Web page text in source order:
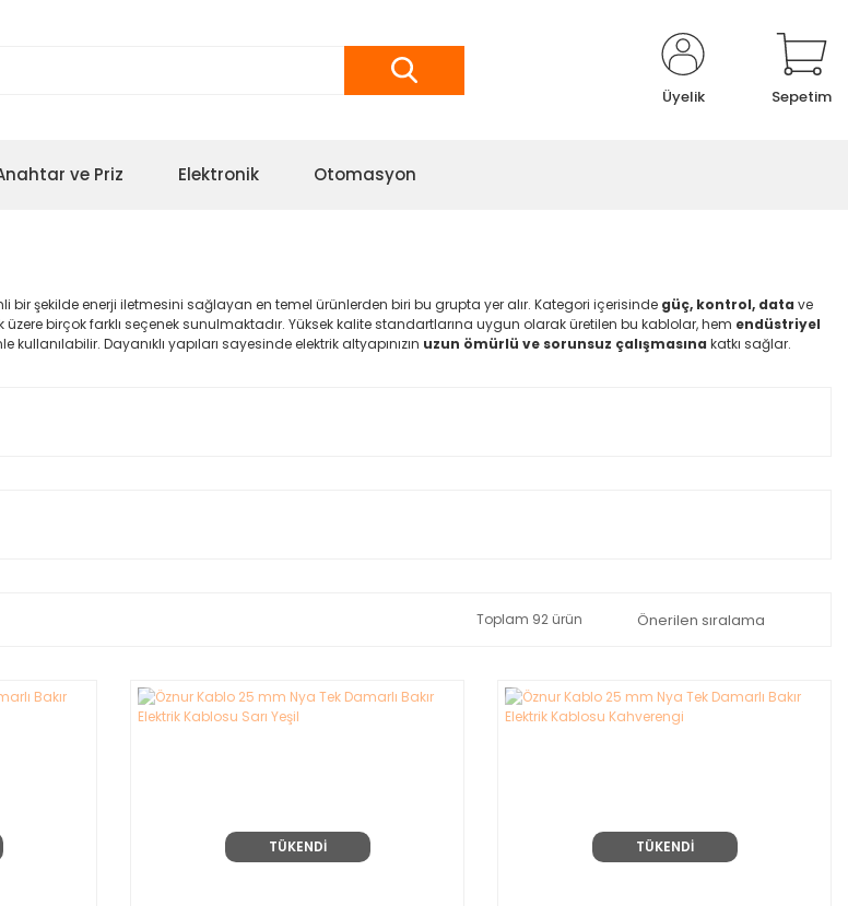
Üyelik Sepetim
ve Priz Elektronik Otomasyon
bir şekilde enerji iletmesini sağlayan en temel ürünlerden biri bu grupta yer alır. Kategori içerisinde güç, kontrol, data ve
birçok farklı seçenek sunulmaktadır. Yüksek kalite standartlarına uygun olarak üretilen bu kablolar, hem endüstriyel
kullanılabilir. Dayanıklı yapıları sayesinde elektrik altyapınızın uzun ömürlü ve sorunsuz çalışmasına katkı sağlar.
Toplam 92 ürün
TÜKENDİ TÜKENDİ